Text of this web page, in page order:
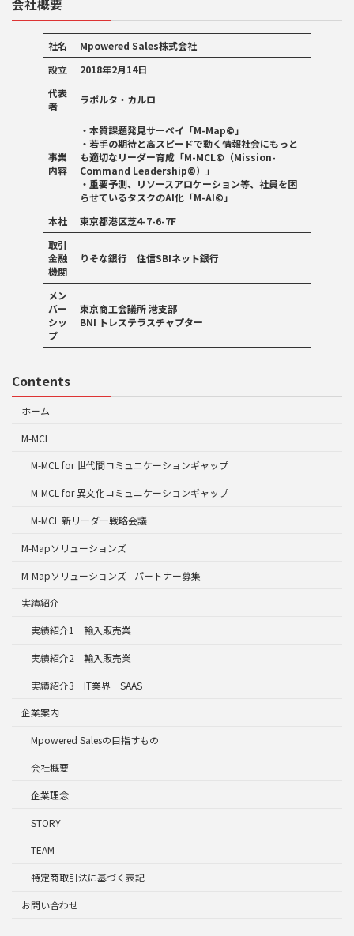
会社概要
社名
Mpowered Sales株式会社
設立
2018年2月14日
代表
者
ラポルタ・カルロ
事業
内容
・本質課題発見サーベイ「M-Map©」
・若手の期待と高スピードで動く情報社会にもっと
も適切なリーダー育成「M-MCL© （Mission-
Command Leadership©）」
・重要予測、リソースアロケーション等、社員を困
らせているタスクのAI化「M-AI©」
本社
東京都港区芝4-7-6-7F
取引
金融
機関
りそな銀行 住信SBIネット銀行
メン
バー
シッ
プ
東京商工会議所 港支部
BNI トレステラスチャプター
Contents
ホーム
M-MCL
M-MCL for 世代間コミュニケーションギャップ
M-MCL for 異文化コミュニケーションギャップ
M-MCL 新リーダー戦略会議
M-Mapソリューションズ
M-Mapソリューションズ - パートナー募集 -
実績紹介
実績紹介1 輸入販売業
実績紹介2 輸入販売業
実績紹介3 IT業界 SAAS
企業案内
Mpowered Salesの目指すもの
会社概要
企業理念
STORY
TEAM
特定商取引法に基づく表記
お問い合わせ